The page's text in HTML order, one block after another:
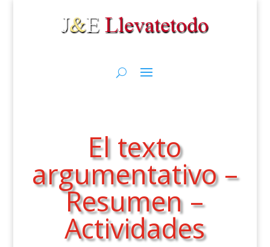
El texto
argumentativo –
Resumen –
Actividades